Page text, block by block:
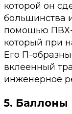
которой он
большинства
помощью
который при
Его П-
вклеенный
инженерное
5. Баллоны